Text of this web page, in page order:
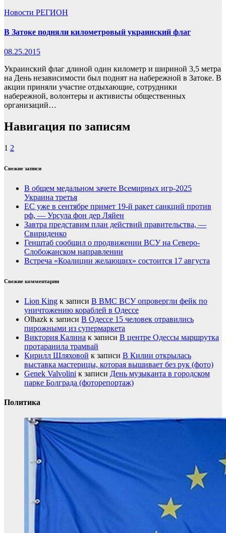
Новости РЕГИОН
В Затоке подняли километровый украинский флаг
08.25.2015
Украинский флаг длиной один километр и шириной 3,5 метра
на День независимости был поднят на набережной в Затоке. В
акции приняли участие отдыхающие, сотрудники
набережной, волонтеры и активисты общественных
организаций…
Навигация по записям
1 2
Свежие записи
В общем медальном зачете Всемирных игр-2025
Украина третья
ЕС уже в сентябре примет 19-й ракет санкций против
рф, — Урсула фон дер Ляйен
Завтра представим план действий правительства, —
Свириденко
Генштаб сообщил о продвижении ВСУ на Северо-
Слобожанском направлении
Встреча «Коалиции желающих» состоится 17 августа
Свежие комментарии
Lion King к записи В ВМС ВСУ опровергли фейк по
уничтожению кораблей в Одессе
Olhazk к записи В Одессе 15 человек отравились
пирожными из супермаркета
Виктория Калина к записи В центре Одессы маршрутка
протаранила трамвай
Кирилл Шляховой к записи В Килии открылась
выставка мастерицы, которая вышивает без рук (фото)
Genek Valvolini к записи День музыканта в городском
парке Болграда (фоторепортаж)
Политика